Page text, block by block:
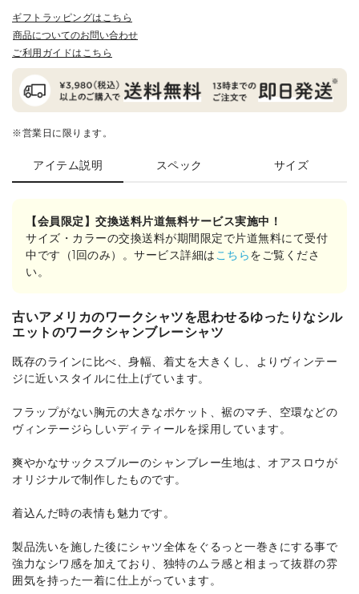
ギフトラッピングはこちら
商品についてのお問い合わせ
ご利用ガイドはこちら
※営業日に限ります。
アイテム説明 スペック サイズ
【会員限定】交換送料片道無料サービス実施中！
サイズ・カラーの交換送料が期間限定で片道無料にて受付
中です（1回のみ）。サービス詳細は こちらをご覧くださ
い。
古いアメリカのワークシャツを思わせるゆったりなシル
エットのワークシャンブレーシャツ
既存のラインに比べ、身幅、着丈を大きくし、よりヴィンテー
ジに近いスタイルに仕上げています。
フラップがない胸元の大きなポケット、裾のマチ、空環などの
ヴィンテージらしいディティールを採用しています。
爽やかなサックスブルーのシャンブレー生地は、オアスロウが
オリジナルで制作したものです。
着込んだ時の表情も魅力です。
製品洗いを施した後にシャツ全体をぐるっと一巻きにする事で
強力なシワ感を加えており、独特のムラ感と相まって抜群の雰
囲気を持った一着に仕上がっています。